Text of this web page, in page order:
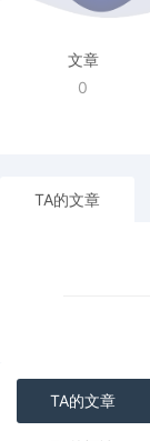
文章
0
TA的文章
TA的文章